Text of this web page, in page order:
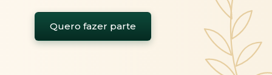
Quero fazer parte